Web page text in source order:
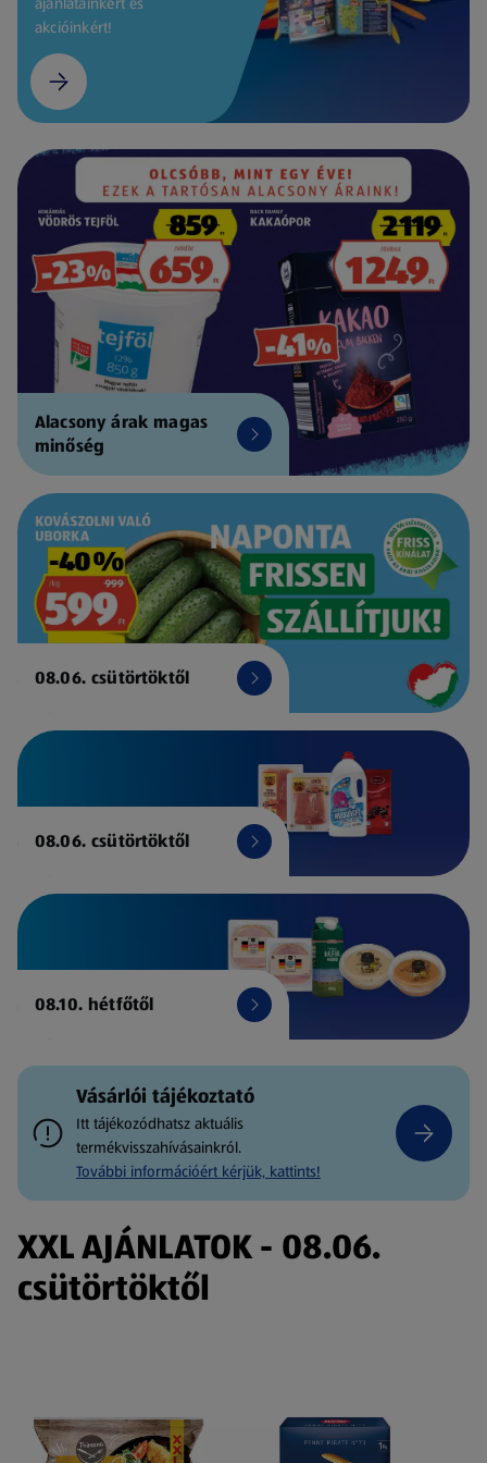
akcióinkért!
Alacsony árak magas
minőség
08.06. csütörtöktől
08.06. csütörtöktől
08.10. hétfőtől
Vásárlói tájékoztató
Itt tájékozódhatsz aktuális
termékvisszahívásainkról.
További információért kérjük, kattints!
XXL AJÁNLATOK - 08.06.
csütörtöktől